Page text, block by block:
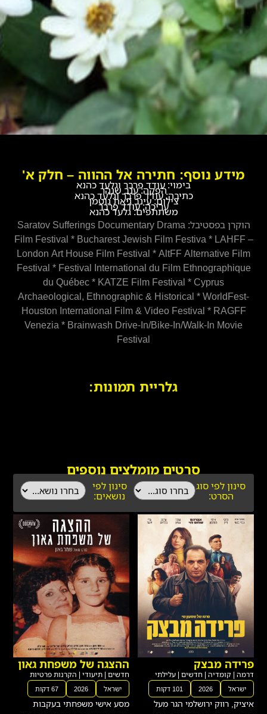
הפקה: ענב שנהר
כתיבה: עודד פרבר וגלעד כהנא
צילום: עינב גיאת גוטמן
עריכה: עודד פרבר
משתתפים: גלעד כהנא
הוקרן בפסטיבל: Saratov Sufferings Documentary Drama
Film Festival * Bucharest Jewish Film Festiva * LAHFF –
London Art House Film Festival * AltFF Alternative Film
Festival * Festival International du Film Ethnographique
du Québec * KATZE Film Festival * Cyprus
Archaeological, Ethnographic & Historical * WorldFest-
Houston International Film & Video Festival * RAGFF
Venezia * Brainwash Drive-In/Bike-In/Walk-In Movie
Festival
סינון לפי
נושאים:
סינון לפי סוג
הסרט:
פרידה מבצק
דרמה|קומדיה|חדשים|עלילתי
ישראל 2026
איציק, רווק ירושלמי הגר מעל
הוריו, מעגן קיומו בטקס יומי:
בורקס אצל מוסא. כשאבחנה
ההצגה של משפחת גאון
חדשים|תיעודי|הקרנות פרטיות
ישראל 2026 67 דקות
מסע אישי משפחתי בעקבות
מכתב ווידוי מסעיר שאימי כתבה
למגירה לפני מותה; "כל החיים